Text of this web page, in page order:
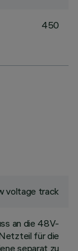
450
voltage track
an die 48V-
für die
separat zu